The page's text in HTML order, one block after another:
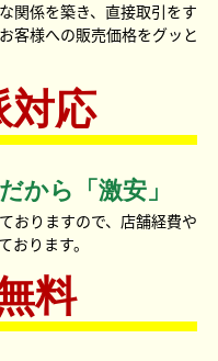
関係を築き、直接取引をす
客様への販売価格をグッと
対応
から「激安」
おりますので、店舗経費や
おります。
料